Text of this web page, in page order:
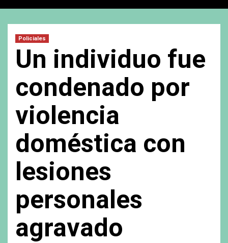
Policiales
Un individuo fue
condenado por
violencia
doméstica con
lesiones
personales
agravado